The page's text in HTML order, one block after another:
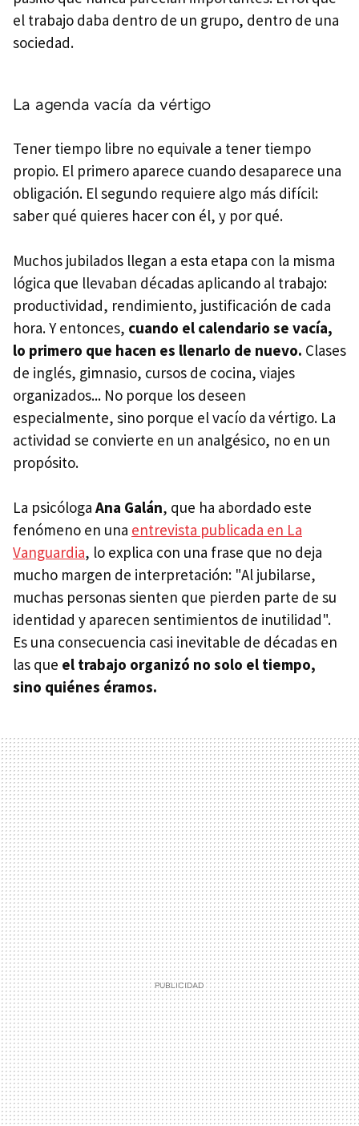
el trabajo daba dentro de un grupo, dentro de una
sociedad.
La agenda vacía da vértigo
Tener tiempo libre no equivale a tener tiempo
propio. El primero aparece cuando desaparece una
obligación. El segundo requiere algo más difícil:
saber qué quieres hacer con él, y por qué.
Muchos jubilados llegan a esta etapa con la misma
lógica que llevaban décadas aplicando al trabajo:
productividad, rendimiento, justificación de cada
hora. Y entonces, cuando el calendario se vacía,
lo primero que hacen es llenarlo de nuevo. Clases
de inglés, gimnasio, cursos de cocina, viajes
organizados... No porque los deseen
especialmente, sino porque el vacío da vértigo. La
actividad se convierte en un analgésico, no en un
propósito.
La psicóloga Ana Galán, que ha abordado este
fenómeno en una entrevista publicada en La
Vanguardia, lo explica con una frase que no deja
mucho margen de interpretación: "Al jubilarse,
muchas personas sienten que pierden parte de su
identidad y aparecen sentimientos de inutilidad".
Es una consecuencia casi inevitable de décadas en
las que el trabajo organizó no solo el tiempo,
sino quiénes éramos.